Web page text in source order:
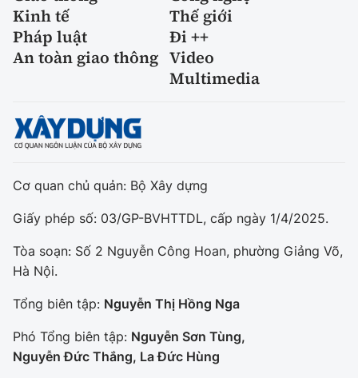
Kinh tế
Thế giới
Pháp luật
Đi ++
An toàn giao thông Video
Multimedia
Cơ quan chủ quản: Bộ Xây dựng
Giấy phép số: 03/GP-BVHTTDL, cấp ngày 1/4/2025.
Tòa soạn: Số 2 Nguyễn Công Hoan, phường Giảng Võ,
Hà Nội.
Tổng biên tập: Nguyễn Thị Hồng Nga
Phó Tổng biên tập: Nguyễn Sơn Tùng,
Nguyễn Đức Thắng, La Đức Hùng